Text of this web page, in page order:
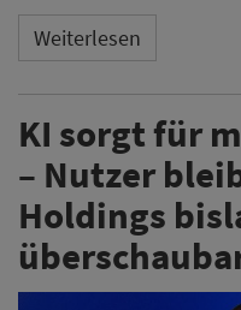
Weiterlesen
KI sorgt für
– Nutzer
Holdings